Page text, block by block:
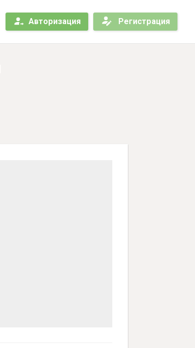
Авторизация Регистрация